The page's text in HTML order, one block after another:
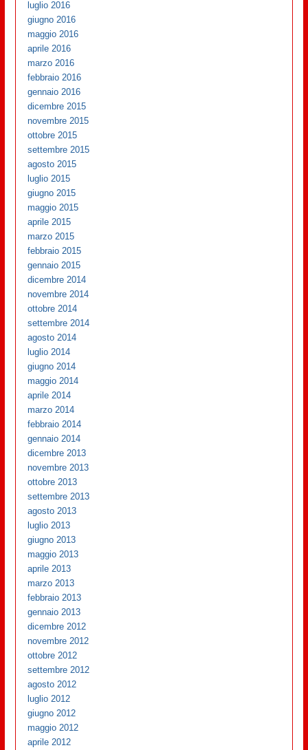
luglio 2016
giugno 2016
maggio 2016
aprile 2016
marzo 2016
febbraio 2016
gennaio 2016
dicembre 2015
novembre 2015
ottobre 2015
settembre 2015
agosto 2015
luglio 2015
giugno 2015
maggio 2015
aprile 2015
marzo 2015
febbraio 2015
gennaio 2015
dicembre 2014
novembre 2014
ottobre 2014
settembre 2014
agosto 2014
luglio 2014
giugno 2014
maggio 2014
aprile 2014
marzo 2014
febbraio 2014
gennaio 2014
dicembre 2013
novembre 2013
ottobre 2013
settembre 2013
agosto 2013
luglio 2013
giugno 2013
maggio 2013
aprile 2013
marzo 2013
febbraio 2013
gennaio 2013
dicembre 2012
novembre 2012
ottobre 2012
settembre 2012
agosto 2012
luglio 2012
giugno 2012
maggio 2012
aprile 2012